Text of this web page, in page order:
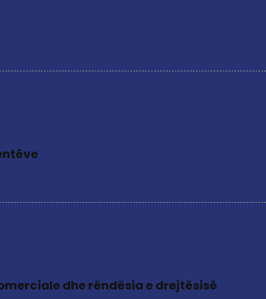
dhe rëndësia e drejtësisë